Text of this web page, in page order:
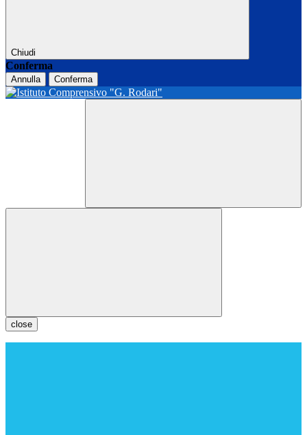
Chiudi
Conferma
Annulla Conferma
close